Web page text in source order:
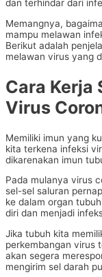
dan terhindar dari
Memangnya,
mampu melawan
Berikut adalah
melawan virus yang
Cara Kerja
Virus
Memiliki imun yang
kita terkena infeksi
dikarenakan imun
Pada mulanya virus
sel-sel saluran
ke dalam organ
diri dan menjadi
Jika tubuh kita
perkembangan virus
akan segera
mengirim sel darah